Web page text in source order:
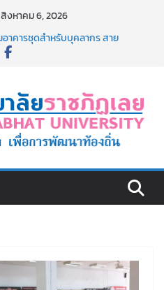
งหาคม 6, 2026
าคารชุดสำหรับบุคลากร สาย
ราชภัฏเลย ครั้งที่ 2/2569
ะจง
อาสาบำเพ็ญสาธารณประโยชน์ และ
พื่อเป็นลูกจ้างชั่วคราว (รายวัน)
ด้วยเงินนอกงบประมาณ ประเภท